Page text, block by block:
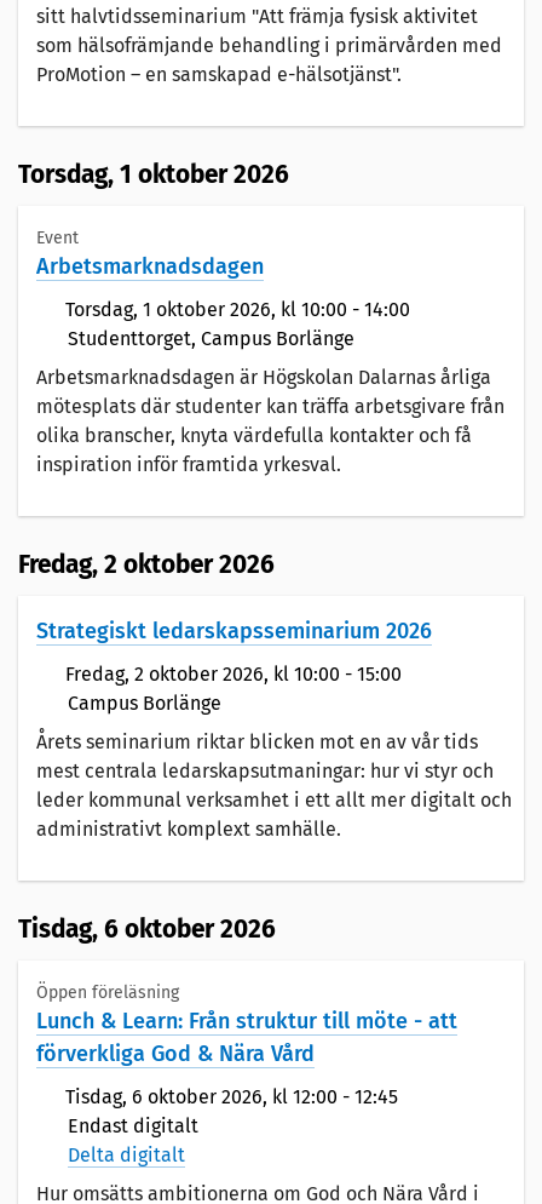
sitt halvtidsseminarium "Att främja fysisk aktivitet
som hälsofrämjande behandling i primärvården med
ProMotion – en samskapad e-hälsotjänst".
Torsdag, 1 oktober 2026
Event
Arbetsmarknadsdagen
Torsdag, 1 oktober 2026, kl 10:00 - 14:00
Studenttorget, Campus Borlänge
Arbetsmarknadsdagen är Högskolan Dalarnas årliga
mötesplats där studenter kan träffa arbetsgivare från
olika branscher, knyta värdefulla kontakter och få
inspiration inför framtida yrkesval.
Fredag, 2 oktober 2026
Strategiskt ledarskapsseminarium 2026
Fredag, 2 oktober 2026, kl 10:00 - 15:00
Campus Borlänge
Årets seminarium riktar blicken mot en av vår tids
mest centrala ledarskapsutmaningar: hur vi styr och
leder kommunal verksamhet i ett allt mer digitalt och
administrativt komplext samhälle.
Tisdag, 6 oktober 2026
Öppen föreläsning
Lunch & Learn: Från struktur till möte - att
förverkliga God & Nära Vård
Tisdag, 6 oktober 2026, kl 12:00 - 12:45
Endast digitalt
Delta digitalt
Hur omsätts ambitionerna om God och Nära Vård i